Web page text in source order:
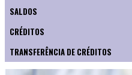
SALDOS
CRÉDITOS
TRANSFERÊNCIA DE CRÉDITOS